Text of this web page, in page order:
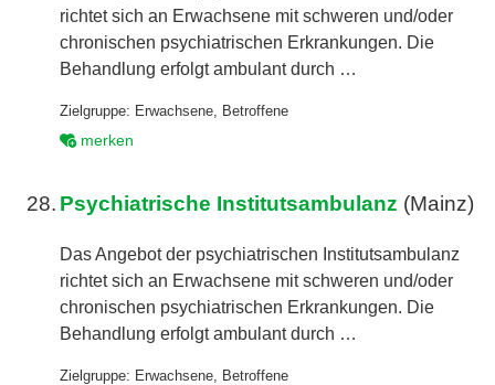
richtet sich an Erwachsene mit schweren und/oder
chronischen psychiatrischen Erkrankungen. Die
Behandlung erfolgt ambulant durch …
Zielgruppe: Erwachsene
Betroffene
merken
28. Psychiatrische Institutsambulanz (Mainz)
Das Angebot der psychiatrischen Institutsambulanz
richtet sich an Erwachsene mit schweren und/oder
chronischen psychiatrischen Erkrankungen. Die
Behandlung erfolgt ambulant durch …
Zielgruppe: Erwachsene Betroffene